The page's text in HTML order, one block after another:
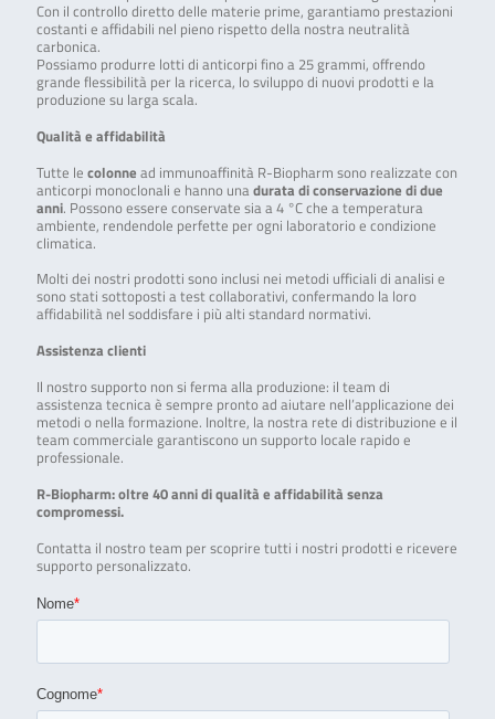
Con il controllo diretto delle materie prime, garantiamo prestazioni
costanti e affidabili nel pieno rispetto della nostra neutralità
carbonica.
Possiamo produrre lotti di anticorpi fino a 25 grammi, offrendo
grande flessibilità per la ricerca, lo sviluppo di nuovi prodotti e la
produzione su larga scala.
Qualità e affidabilità
Tutte le colonne ad immunoaffinità R-Biopharm sono realizzate con
anticorpi monoclonali e hanno una durata di conservazione di due
anni. Possono essere conservate sia a 4 °C che a temperatura
ambiente, rendendole perfette per ogni laboratorio e condizione
climatica.
Molti dei nostri prodotti sono inclusi nei metodi ufficiali di analisi e
sono stati sottoposti a test collaborativi, confermando la loro
affidabilità nel soddisfare i più alti standard normativi.
Assistenza clienti
Il nostro supporto non si ferma alla produzione: il team di
assistenza tecnica è sempre pronto ad aiutare nell’applicazione dei
metodi o nella formazione. Inoltre, la nostra rete di distribuzione e il
team commerciale garantiscono un supporto locale rapido e
professionale.
R-Biopharm: oltre 40 anni di qualità e affidabilità senza
compromessi.
Contatta il nostro team per scoprire tutti i nostri prodotti e ricevere
supporto personalizzato.